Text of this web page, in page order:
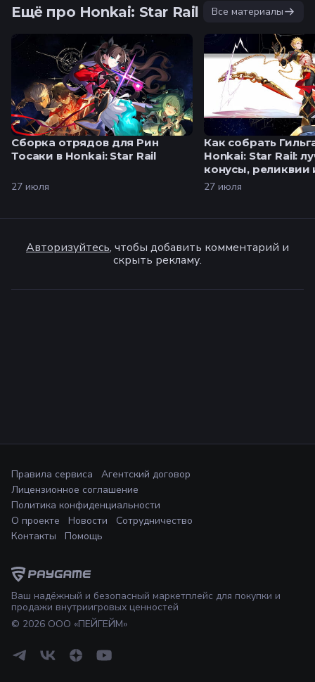
Ещё про Honkai: Star Rail Все материалы
Сборка отрядов для Рин
Тосаки в Honkai: Star Rail
27 июля
Как собрать
Honkai: Star Rail:
конусы, реликвии
27 июля
Авторизуйтесь, чтобы добавить комментарий и
скрыть рекламу.
Ваш надёжный и безопасный маркетплейс для покупки и
продажи внутриигровых ценностей
© 2026 ООО «ПЕЙГЕЙМ»
Правила сервиса
Агентский договор
Лицензионное соглашение
Политика конфиденциальности
О проекте
Новости
Сотрудничество
Контакты
Помощь